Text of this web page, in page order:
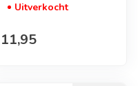
Uitverkocht
Normale prijs
11,95